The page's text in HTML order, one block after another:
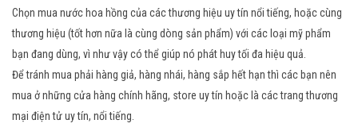
Chọn mua nước hoa hồng của các thương hiệu uy tín nổi tiếng, hoặc cùng
thương hiệu (tốt hơn nữa là cùng dòng sản phẩm) với các loại mỹ phẩm
bạn đang dùng, vì như vậy có thể giúp nó phát huy tối đa hiệu quả.
Để tránh mua phải hàng giả, hàng nhái, hàng sắp hết hạn thì các bạn nên
mua ở những cửa hàng chính hãng, store uy tín hoặc là các trang thương
mại điện tử uy tín, nổi tiếng.